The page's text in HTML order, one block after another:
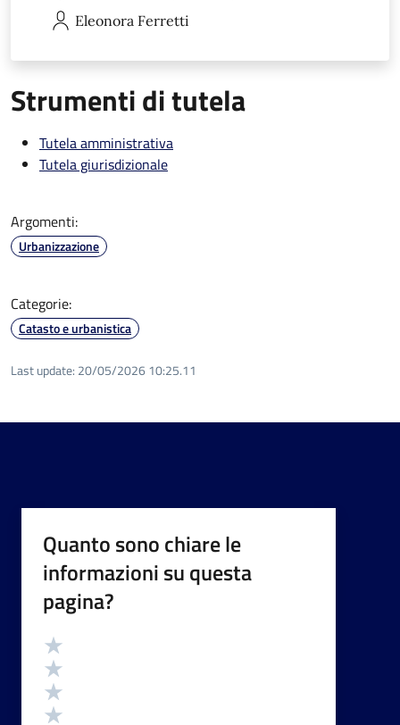
Eleonora Ferretti
Strumenti di tutela
Tutela amministrativa
Tutela giurisdizionale
Argomenti:
Urbanizzazione
Categorie:
Catasto e urbanistica
Last update: 20/05/2026 10:25.11
Quanto sono chiare le
informazioni su questa
pagina?
Valutazione